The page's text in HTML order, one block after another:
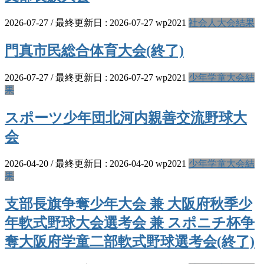
2026-07-27 / 最終更新日 : 2026-07-27 wp2021 社会人大会結果
門真市民総合体育大会(終了)
2026-07-27 / 最終更新日 : 2026-07-27 wp2021 少年学童大会結
果
スポーツ少年団北河内親善交流野球大
会
2026-04-20 / 最終更新日 : 2026-04-20 wp2021 少年学童大会結
果
支部長旗争奪少年大会 兼 大阪府秋季少
年軟式野球大会選考会 兼 スポニチ杯争
奪大阪府学童二部軟式野球選考会(終了)